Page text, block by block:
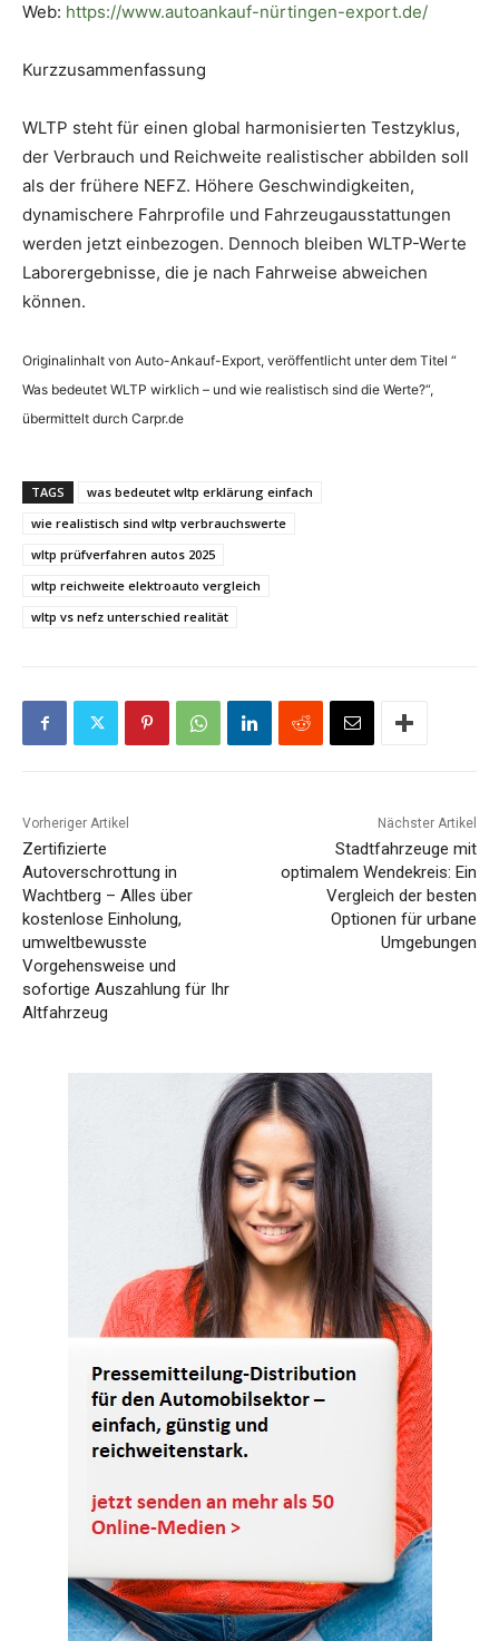
Web: https://www.autoankauf-nürtingen-export.de/
Kurzzusammenfassung
WLTP steht für einen global harmonisierten Testzyklus,
der Verbrauch und Reichweite realistischer abbilden soll
als der frühere NEFZ. Höhere Geschwindigkeiten,
dynamischere Fahrprofile und Fahrzeugausstattungen
werden jetzt einbezogen. Dennoch bleiben WLTP-Werte
Laborergebnisse, die je nach Fahrweise abweichen
können.
Originalinhalt von Auto-Ankauf-Export, veröffentlicht unter dem Titel “
Was bedeutet WLTP wirklich – und wie realistisch sind die Werte?“,
übermittelt durch Carpr.de
TAGS
was bedeutet wltp erklärung einfach
wie realistisch sind wltp verbrauchswerte
wltp prüfverfahren autos 2025
wltp reichweite elektroauto vergleich
wltp vs nefz unterschied realität
Vorheriger Artikel
Zertifizierte
Autoverschrottung in
Wachtberg – Alles über
kostenlose Einholung,
umweltbewusste
Vorgehensweise und
sofortige Auszahlung für Ihr
Altfahrzeug
Nächster Artikel
Stadtfahrzeuge mit
optimalem Wendekreis: Ein
Vergleich der besten
Optionen für urbane
Umgebungen